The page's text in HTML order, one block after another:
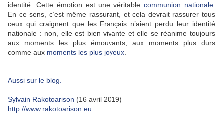
identité. Cette émotion est une véritablecommunion nationale
En ce sens, c’est même rassurant, et cela devrait rassurer tous
ceux qui craignent que les Français n’aient perdu leur identité
nationale : non, elle est bien vivante et elle se réanime toujours
aux moments les plus émouvants, aux moments plus durs
comme aux moments les plus joyeux
Aussi sur le blog.
Sylvain Rakotoarison (16 avril 2019)
http://www.rakotoarison.eu